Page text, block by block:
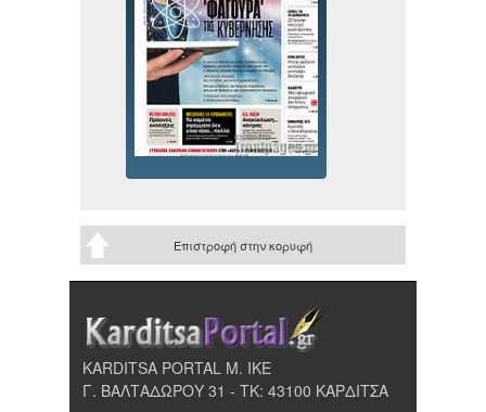
Επιστροφή στην κορυφή
KARDITSA PORTAL Μ. ΙΚΕ
Γ. ΒΑΛΤΑΔΩΡΟΥ 31 - ΤΚ: 43100 ΚΑΡΔΙΤΣΑ